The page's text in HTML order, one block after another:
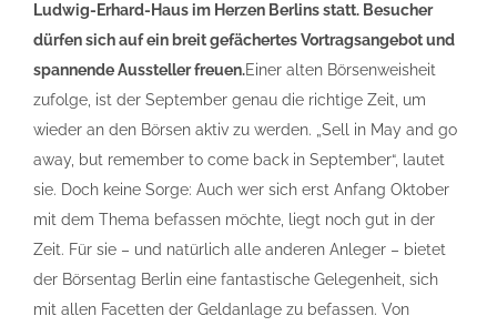
Ludwig-Erhard-Haus im Herzen Berlins statt. Besucher
dürfen sich auf ein breit gefächertes Vortragsangebot und
spannende Aussteller freuen.Einer alten Börsenweisheit
zufolge, ist der September genau die richtige Zeit, um
wieder an den Börsen aktiv zu werden. „Sell in May and go
away, but remember to come back in September“, lautet
sie. Doch keine Sorge: Auch wer sich erst Anfang Oktober
mit dem Thema befassen möchte, liegt noch gut in der
Zeit. Für sie – und natürlich alle anderen Anleger – bietet
der Börsentag Berlin eine fantastische Gelegenheit, sich
mit allen Facetten der Geldanlage zu befassen. Von